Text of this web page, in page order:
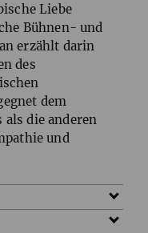
Liebe
Bühnen- und
erzählt darin
des
dem
als die anderen
und